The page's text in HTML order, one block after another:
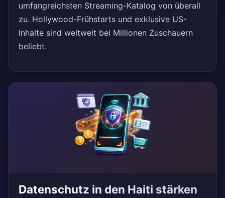
umfangreichsten Streaming-Katalog von überall
zu. Hollywood-Frühstarts und exklusive US-
Inhalte sind weltweit bei Millionen Zuschauern
beliebt.
Datenschutz in den Haiti stärken